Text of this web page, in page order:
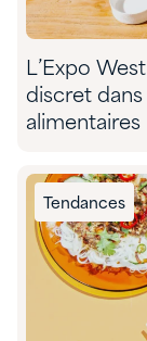
L’Expo
discret
alimentaires
Tendances